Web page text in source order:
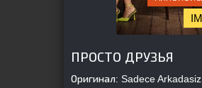
ПРОСТО ДРУЗЬЯ
Оригинал: Sadece Arkadasiz